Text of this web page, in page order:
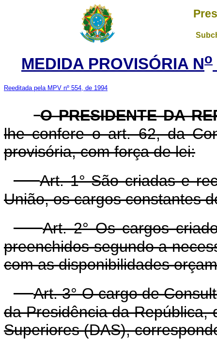
MEDIDA PROVISÓRIA No
Reeditada pela MPV nº 554, de 1994
O PRESIDENTE DA
lhe confere o art. 62, da
provisória, com força de lei:
Art. 1° São criadas e
União, os cargos constantes
Art. 2° Os cargos
preenchidos segundo a
com as disponibilidades
Art. 3° O cargo de
da Presidência da República,
Superiores (DAS),